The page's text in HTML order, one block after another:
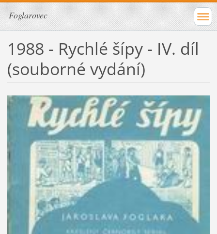
Foglarovec
1988 - Rychlé šípy - IV. díl
(souborné vydání)